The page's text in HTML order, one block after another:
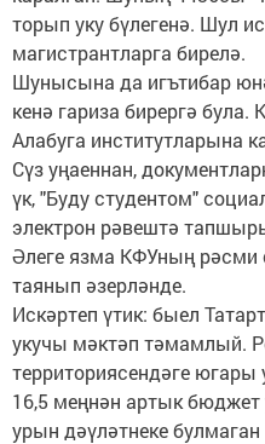
торып уку бүлегенә. Шул
магистрантларга бирелә.
Шунысына да игътибар
кенә гариза бирергә
Алабуга институтларына
Сүз уңаеннан,
үк, "Буду студентом"
электрон рәвештә
Әлеге язма КФУның рәсми
таянып әзерләнде.
Искәртеп үтик: быел
укучы мәктәп тәмамлый.
территориясендәге югары
16,5 меңнән артык
урын дәүләтнеке булмаган